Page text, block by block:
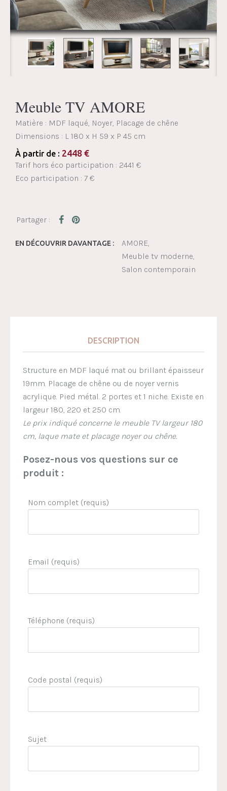
Meuble TV AMORE
Matière : MDF laqué, Noyer, Placage de chêne
Dimensions : L 180 x H 59 x P 45 cm
À partir de : 2448 €
Tarif hors éco participation : 2441 €
Eco participation : 7 €
EN DÉCOUVRIR DAVANTAGE :
AMORE
Meuble tv moderne
Salon contemporain
DESCRIPTION
Structure en MDF laqué mat ou brillant épaisseur
19mm. Placage de chêne ou de noyer vernis
acrylique. Pied métal. 2 portes et 1 niche. Existe en
largeur 180, 220 et 250 cm.
Le prix indiqué concerne le meuble TV largeur 180
cm, laque mate et placage noyer ou chêne.
Posez-nous vos questions sur ce
produit :
Nom complet (requis)
Email (requis)
Téléphone (requis)
Code postal (requis)
Sujet